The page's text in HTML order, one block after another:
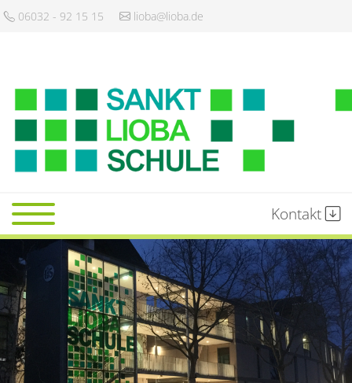
06032 - 92 15 15 lioba@lioba.de
Startseite
Schule
Gemeinschaft
Kontakt